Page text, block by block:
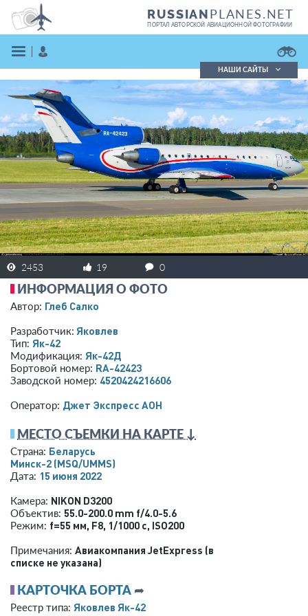
RUSSIANPLANES.NET
ПОРТАЛ АВТОРСКОЙ АВИАЦИОННОЙ ФОТОГРАФИИ
ВОЙТИ
ЗАРЕГИСТРИРОВАТЬСЯ
Поиск фотографий
Поиск в реестре
Кратко
Подробно
НАШИ САЙТЫ
2453 19 0
ИНФОРМАЦИЯ О ФОТО
Автор: Глеб Салко
Разработчик: Яковлев
Тип: Як-42
Модификация: Як-42Д
Бортовой номер: RA-42423
Заводской номер: 4520424216606
Оператор: Джет Экспресс АОН
МЕСТО СЪЕМКИ НА КАРТЕ ↓
Страна: Беларусь
Минск-2 (MSQ/UMMS)
Дата: 15 июня 2022
Камера: NIKON D3200
Объектив: 55.0-200.0 mm f/4.0-5.6
Режим: f=55 мм, F8, 1/1000 с, ISO200
Примечания: Авиакомпания JetExpress (в
списке не указана)
КАРТОЧКА БОРТА ➦
Реестр типа: Яковлев Як-42